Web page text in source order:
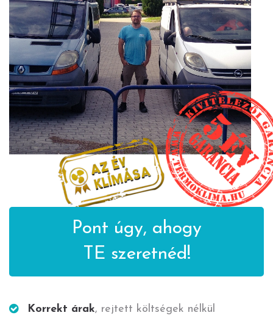
Pont úgy, ahogy
TE szeretnéd!
Korrekt árak, rejtett költségek nélkül